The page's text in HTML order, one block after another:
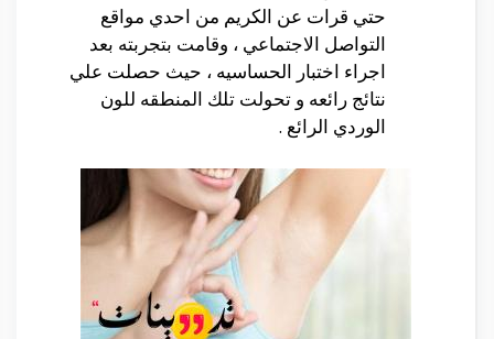
حتي قرات عن الكريم من احدي مواقع
التواصل الاجتماعي ، وقامت بتجربته بعد
اجراء اختبار الحساسيه ، حيث حصلت علي
نتائج رائعه و تحولت تلك المنطقه للون
الوردي الرائع .